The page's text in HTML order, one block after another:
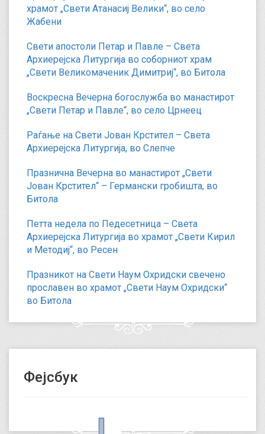
храмот „Свети Атанасиј Велики“, во село
Жабени
Свети апостоли Петар и Павле – Света
Архиерејска Литургија во соборниот храм
„Свети Великомаченик Димитриј“, во Битола
Воскресна Вечерна богослужба во манастирот
„Свети Петар и Павле“, во село Црнеец
Раѓање на Свети Јован Крстител – Света
Архиерејска Литургија, во Слепче
Празнична Вечерна во манастирот „Свети
Јован Крстител“ – Германски гробишта, во
Битола
Петта недела по Педесетница – Света
Архиерејска Литургија во храмот „Свети Кирил
и Методиј“, во Ресен
Празникот на Свети Наум Охридски свечено
прославен во храмот „Свети Наум Охридски“
во Битола
Фејсбук